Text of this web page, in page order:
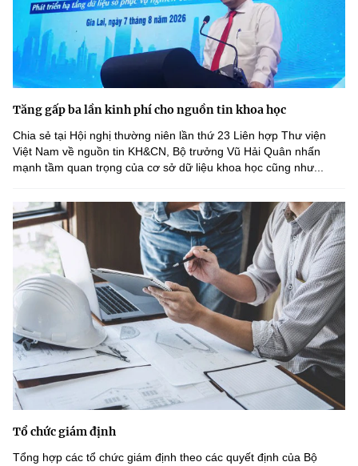
Tăng gấp ba lần kinh phí cho nguồn tin khoa học
Chia sẻ tại Hội nghị thường niên lần thứ 23 Liên hợp Thư viện
Việt Nam về nguồn tin KH&CN, Bộ trưởng Vũ Hải Quân nhấn
mạnh tầm quan trọng của cơ sở dữ liệu khoa học cũng như...
Tổ chức giám định
Tổng hợp các tổ chức giám định theo các quyết định của Bộ